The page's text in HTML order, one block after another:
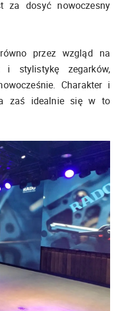
za dosyć nowoczesny
przez wzgląd na
i stylistykę zegarków,
Charakter i
zaś idealnie się w to